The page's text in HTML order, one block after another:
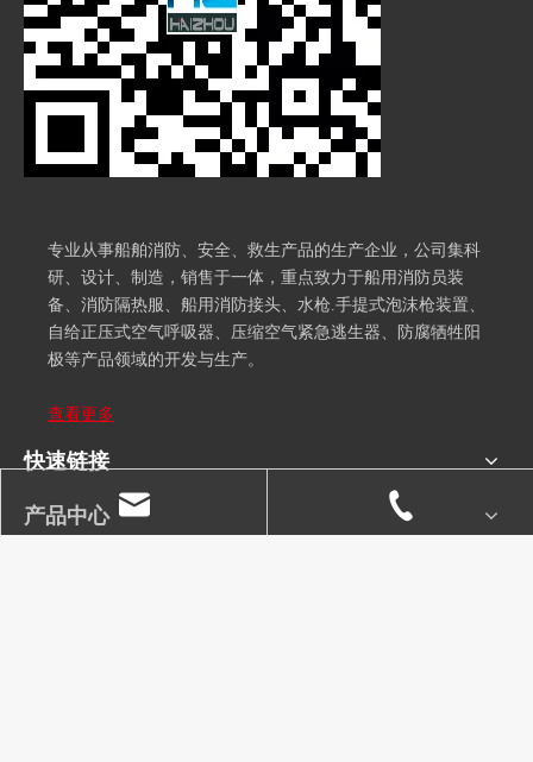
专业从事船舶消防、安全、救生产品的生产企业，公司集科
研、设计、制造，销售于一体，重点致力于船用消防员装
备、消防隔热服、船用消防接头、水枪.手提式泡沫枪装置、
自给正压式空气呼吸器、压缩空气紧急逃生器、防腐牺牲阳
极等产品领域的开发与生产。
查看更多
快速链接
产品中心